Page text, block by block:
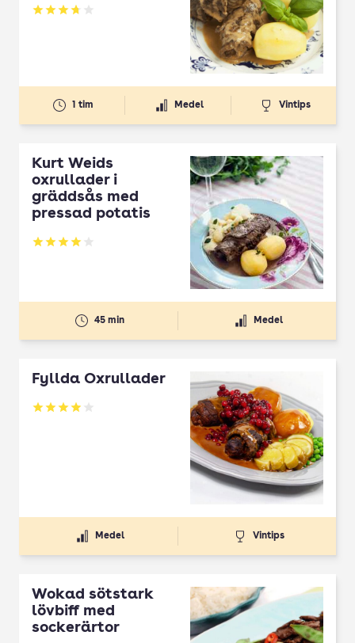
Betyg: 3.74 av 5
1 tim Medel Vintips
Kurt Weids
oxrullader i
gräddsås med
pressad potatis
Betyg: 4 av 5
45 min Medel
Fyllda Oxrullader
Betyg: 3.95 av 5
Medel Vintips
Wokad sötstark
lövbiff med
sockerärtor